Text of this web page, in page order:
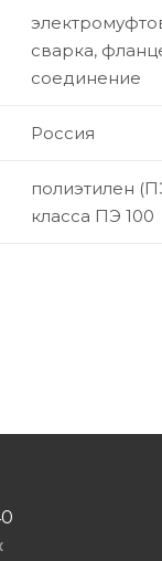
сварка,
соединение
Россия
полиэтилен
класса ПЭ 100